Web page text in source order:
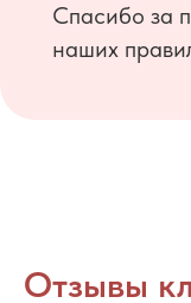
Спасибо за
наших
Отзывы